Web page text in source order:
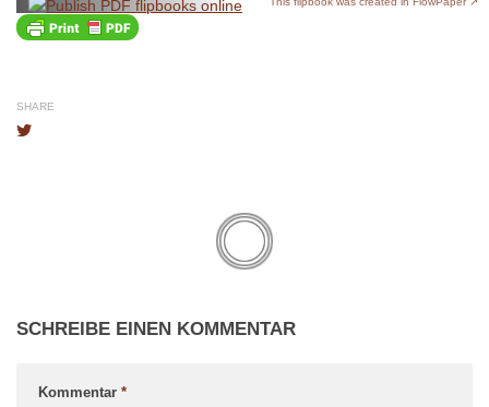
SHARE
SCHREIBE EINEN KOMMENTAR
Kommentar *